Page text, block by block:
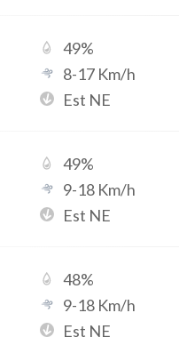
49%
8-17 Km/h
Est NE
49%
9-18 Km/h
Est NE
48%
9-18 Km/h
Est NE